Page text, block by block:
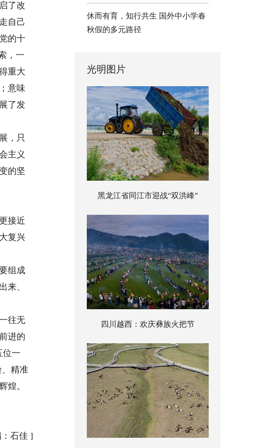
了改
自己
的十
，一
重大
意味
了发
，只
主义
的坚
接近
复兴
组成
来、
往无
进的
位一
、精准
煌。
石佳 ]
休而有育，知行共生 国外中小学春
秋假的多元路径
光明图片
黑龙江省同江市迎战“双洪峰”
四川越西：欢庆彝族火把节